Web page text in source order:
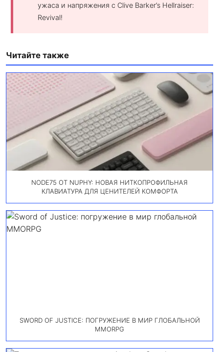
ужаса и напряжения с Clive Barker’s Hellraiser:
Revival!
Читайте также
NODE75 ОТ NUPHY: НОВАЯ НИТКОПРОФИЛЬНАЯ
КЛАВИАТУРА ДЛЯ ЦЕНИТЕЛЕЙ КОМФОРТА
SWORD OF JUSTICE: ПОГРУЖЕНИЕ В МИР ГЛОБАЛЬНОЙ
MMORPG